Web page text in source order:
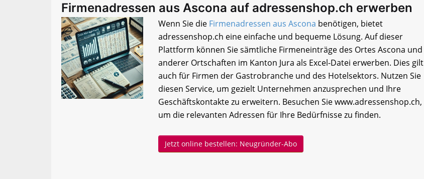
Firmenadressen aus Ascona auf adressenshop.ch erwerben
Wenn Sie die Firmenadressen aus Ascona benötigen, bietet
adressenshop.ch eine einfache und bequeme Lösung. Auf dieser
Plattform können Sie sämtliche Firmeneinträge des Ortes Ascona und
anderer Ortschaften im Kanton Jura als Excel-Datei erwerben. Dies gilt
auch für Firmen der Gastrobranche und des Hotelsektors. Nutzen Sie
diesen Service, um gezielt Unternehmen anzusprechen und Ihre
Geschäftskontakte zu erweitern. Besuchen Sie www.adressenshop.ch,
um die relevanten Adressen für Ihre Bedürfnisse zu finden.
Jetzt online bestellen: Neugründer-Abo